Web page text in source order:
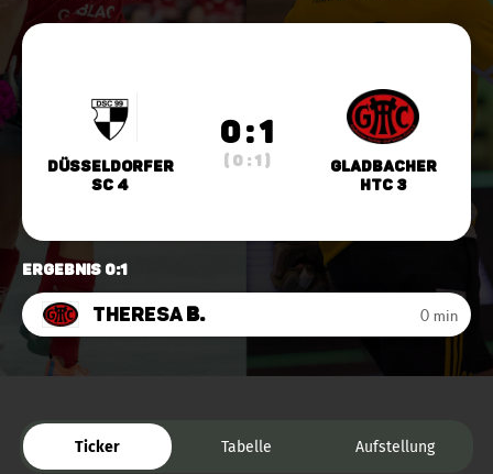
Düsseldorfer
SC 4
0 : 1
( 0 : 1 )
Gladbacher
HTC 3
Ergebnis 0:1
TheresaB. 0 min
Ticker Tabelle Aufstellung